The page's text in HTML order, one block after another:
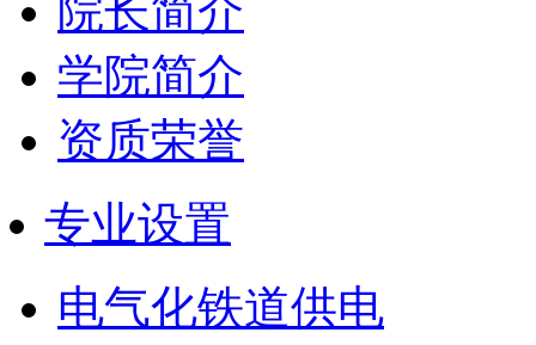
院长简介
学院简介
资质荣誉
专业设置
电气化铁道供电